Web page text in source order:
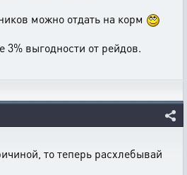
можно отдать на корм
3% выгодности от рейдов.
то теперь расхлебывай